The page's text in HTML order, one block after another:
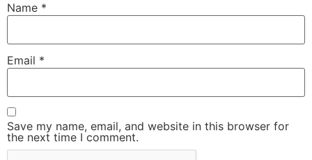
Name *
Email *
Save my name, email, and website in this browser for
the next time I comment.